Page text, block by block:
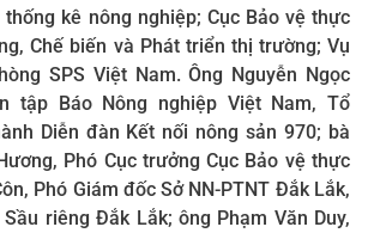
kê nông nghiệp; Cục Bảo vệ thực
Chế biến và Phát triển thị trường; Vụ
SPS Việt Nam. Ông Nguyễn Ngọc
tập Báo Nông nghiệp Việt Nam, Tổ
Diễn đàn Kết nối nông sản 970; bà
Phó Cục trưởng Cục Bảo vệ thực
Phó Giám đốc Sở NN-PTNT Đắk Lắk,
riêng Đắk Lắk; ông Phạm Văn Duy,